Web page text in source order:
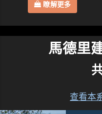
瞭解更多
馬德里
共
查看本